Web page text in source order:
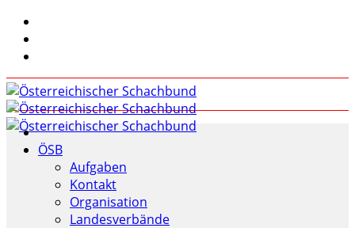
ÖSB
Aufgaben
Kontakt
Organisation
Landesverbände